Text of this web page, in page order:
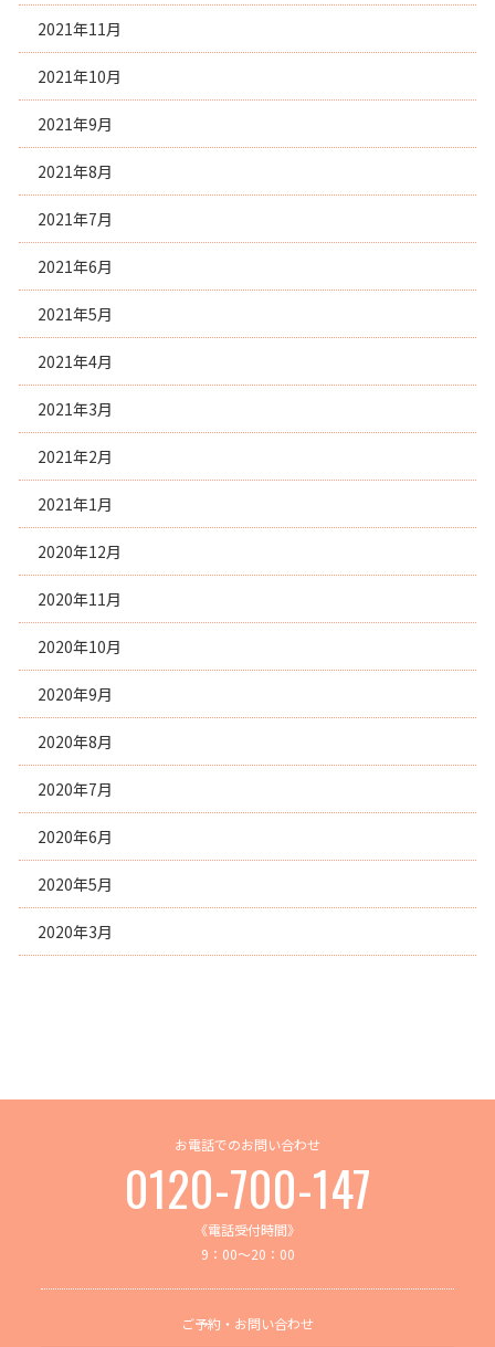
2021年11月
2021年10月
2021年9月
2021年8月
2021年7月
2021年6月
2021年5月
2021年4月
2021年3月
2021年2月
2021年1月
2020年12月
2020年11月
2020年10月
2020年9月
2020年8月
2020年7月
2020年6月
2020年5月
2020年3月
お電話でのお問い合わせ
0120-700-147
《電話受付時間》
9：00～20：00
ご予約・お問い合わせ